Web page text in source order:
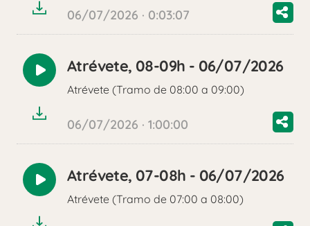
06/07/2026 · 0:03:07
Reproducir
audio
Atrévete, 08-09h - 06/07/2026
Atrévete (Tramo de 08:00 a 09:00)
06/07/2026 · 1:00:00
Reproducir
audio
Atrévete, 07-08h - 06/07/2026
Atrévete (Tramo de 07:00 a 08:00)